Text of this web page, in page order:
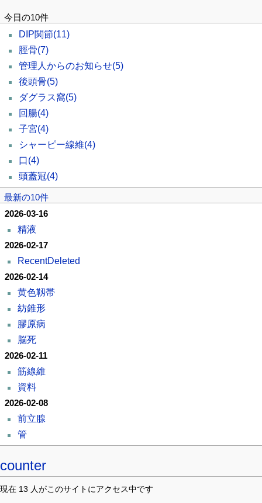
今日の10件
DIP関節(11)
脛骨(7)
管理人からのお知らせ(5)
後頭骨(5)
ダグラス窩(5)
回腸(4)
子宮(4)
シャーピー線維(4)
口(4)
頭蓋冠(4)
最新の10件
2026-03-16
精液
2026-02-17
RecentDeleted
2026-02-14
黄色靱帯
紡錐形
膠原病
脳死
2026-02-11
筋線維
資料
2026-02-08
前立腺
管
counter
現在 13 人がこのサイトにアクセス中です